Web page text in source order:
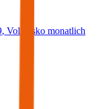
, Vollkasko monatlich